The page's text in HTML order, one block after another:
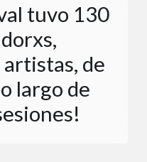
tuvo 130
de
largo de